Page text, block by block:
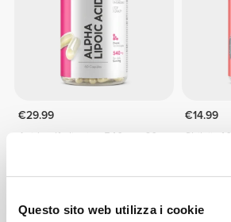
Questo sito web utilizza i cookie
€29.99
Acido alfa lipoico 540 mg 60
€14.99
Shilajit